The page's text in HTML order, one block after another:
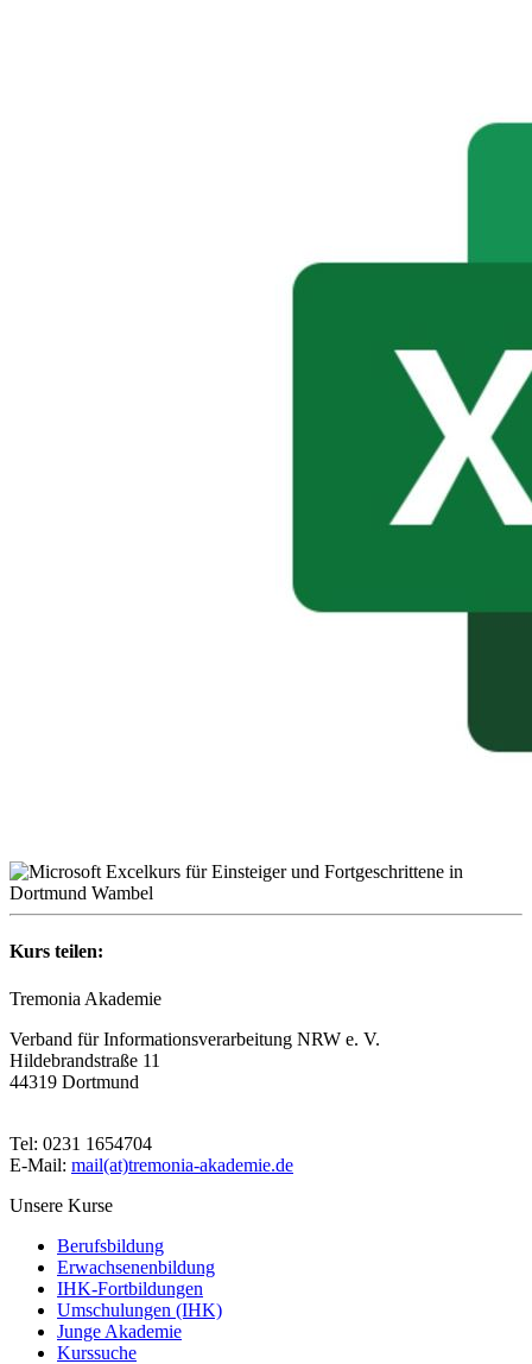
Kurs teilen:
Tremonia Akademie
Verband für Informationsverarbeitung NRW e. V.
Hildebrandstraße 11
44319 Dortmund
Tel: 0231 1654704
E-Mail: mail(at)tremonia-akademie.de
Unsere Kurse
Berufsbildung
Erwachsenenbildung
IHK-Fortbildungen
Umschulungen (IHK)
Junge Akademie
Kurssuche